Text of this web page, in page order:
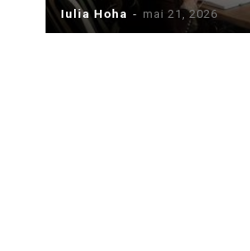
Iulia Hoha - mai 21, 2026